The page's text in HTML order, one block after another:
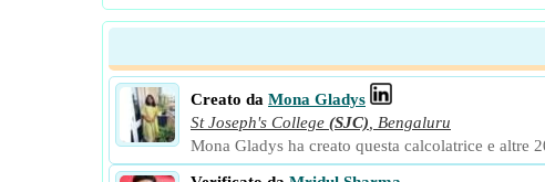
Creato da Mona Gladys
St Joseph's College (SJC)
Bengaluru
Mona Gladys ha creato questa calcolatrice e altre